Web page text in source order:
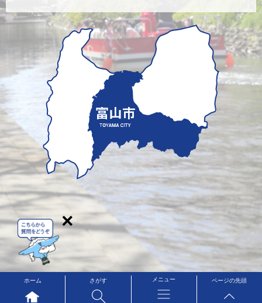
ホーム さがす メニュー ページの先頭
×